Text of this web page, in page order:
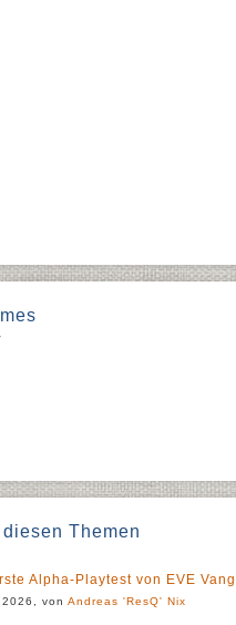
diesen Themen
Alpha-Playtest von EVE
von Andreas 'ResQ' Nix